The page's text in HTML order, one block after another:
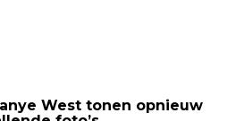
West tonen opnieuw